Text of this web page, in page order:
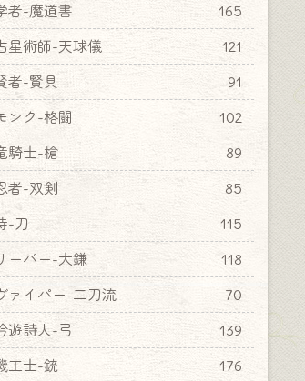
者-魔道書
165
星術師-天球儀
121
者-賢具
91
ンク-格闘
102
騎士-槍
89
者-双剣
85
-刀
115
ーパー-大鎌
118
ァイパー-二刀流
70
遊詩人-弓
139
工士-銃
176